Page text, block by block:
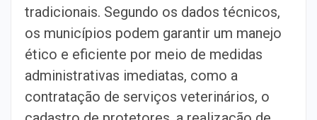
tradicionais. Segundo os dados técnicos,
os municípios podem garantir um manejo
ético e eficiente por meio de medidas
administrativas imediatas, como a
contratação de serviços veterinários, o